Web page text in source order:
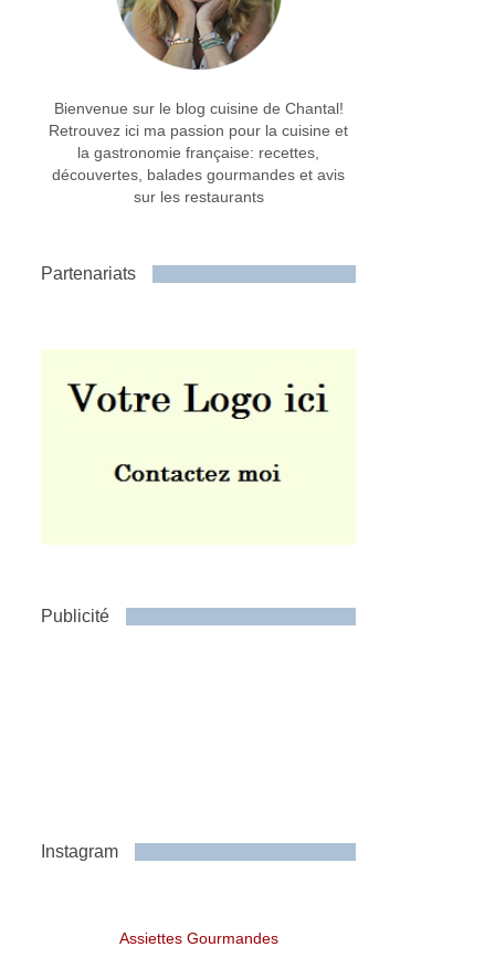
Bienvenue sur le blog cuisine de Chantal!
Retrouvez ici ma passion pour la cuisine et
la gastronomie française: recettes,
découvertes, balades gourmandes et avis
sur les restaurants
Partenariats
Publicité
Instagram
Assiettes Gourmandes